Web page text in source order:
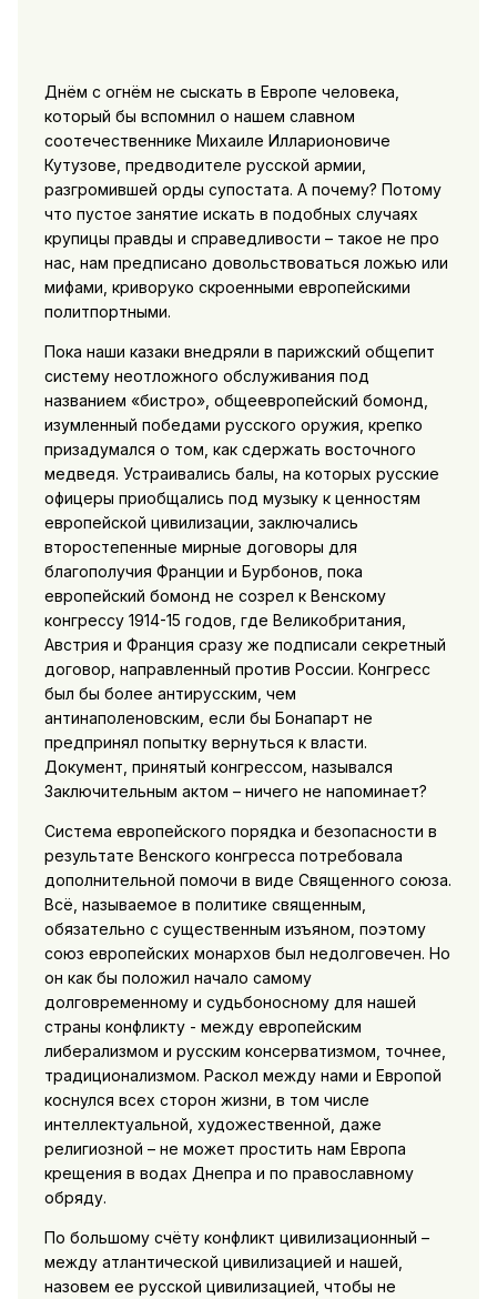
Днём с огнём не сыскать в Европе человека,
который бы вспомнил о нашем славном
соотечественнике Михаиле Илларионовиче
Кутузове, предводителе русской армии,
разгромившей орды супостата. А почему? Потому
что пустое занятие искать в подобных случаях
крупицы правды и справедливости – такое не про
нас, нам предписано довольствоваться ложью или
мифами, криворуко скроенными европейскими
политпортными.
Пока наши казаки внедряли в парижский общепит
систему неотложного обслуживания под
названием «бистро», общеевропейский бомонд,
изумленный победами русского оружия, крепко
призадумался о том, как сдержать восточного
медведя. Устраивались балы, на которых русские
офицеры приобщались под музыку к ценностям
европейской цивилизации, заключались
второстепенные мирные договоры для
благополучия Франции и Бурбонов, пока
европейский бомонд не созрел к Венскому
конгрессу 1914-15 годов, где Великобритания,
Австрия и Франция сразу же подписали секретный
договор, направленный против России. Конгресс
был бы более антирусским, чем
антинаполеновским, если бы Бонапарт не
предпринял попытку вернуться к власти.
Документ, принятый конгрессом, назывался
Заключительным актом – ничего не напоминает?
Система европейского порядка и безопасности в
результате Венского конгресса потребовала
дополнительной помочи в виде Священного союза.
Всё, называемое в политике священным,
обязательно с существенным изъяном, поэтому
союз европейских монархов был недолговечен. Но
он как бы положил начало самому
долговременному и судьбоносному для нашей
страны конфликту - между европейским
либерализмом и русским консерватизмом, точнее,
традиционализмом. Раскол между нами и Европой
коснулся всех сторон жизни, в том числе
интеллектуальной, художественной, даже
религиозной – не может простить нам Европа
крещения в водах Днепра и по православному
обряду.
По большому счёту конфликт цивилизационный –
между атлантической цивилизацией и нашей,
назовем ее русской цивилизацией, чтобы не